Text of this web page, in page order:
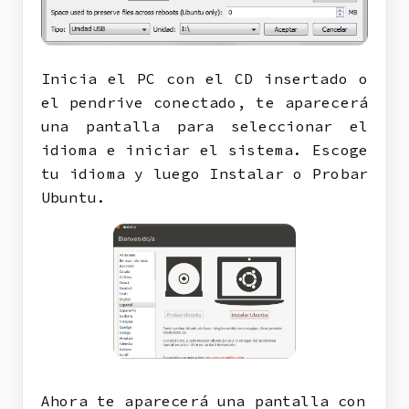
Inicia el PC con el CD insertado o
el pendrive conectado, te aparecerá
una pantalla para seleccionar el
idioma e iniciar el sistema. Escoge
tu idioma y luego Instalar o Probar
Ubuntu.
Ahora te aparecerá una pantalla con